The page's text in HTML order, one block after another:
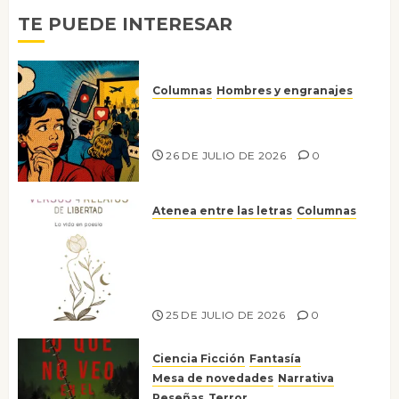
TE PUEDE INTERESAR
Columnas Hombres y engranajes
26 DE JULIO DE 2026 0
Atenea entre las letras Columnas
25 DE JULIO DE 2026 0
Ciencia Ficción Fantasía
Mesa de novedades Narrativa